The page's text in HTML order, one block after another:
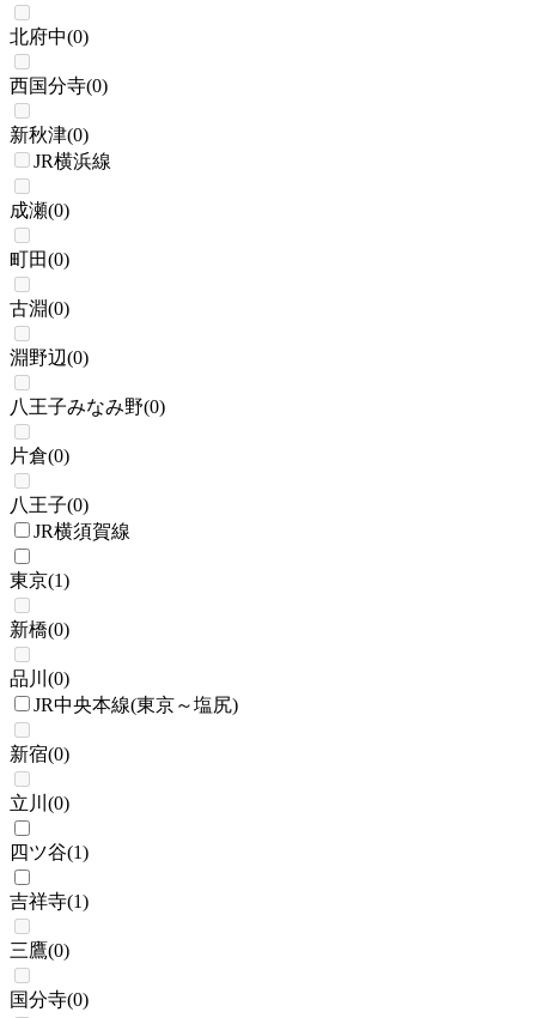
北府中(0)
西国分寺(0)
新秋津(0)
JR横浜線
成瀬(0)
町田(0)
古淵(0)
淵野辺(0)
八王子みなみ野(0)
片倉(0)
八王子(0)
JR横須賀線
東京(1)
新橋(0)
品川 (0)
JR中央本線(東京～塩尻)
新宿(0)
立川 (0)
四ツ谷(1)
吉祥寺(1)
三鷹(0)
国分寺(0)